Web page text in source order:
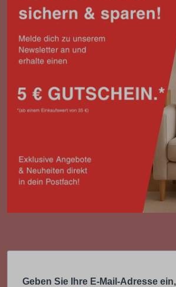
Geben Sie Ihre E-Mail-Adresse